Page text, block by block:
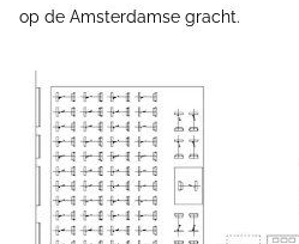
op de Amsterdamse gracht.